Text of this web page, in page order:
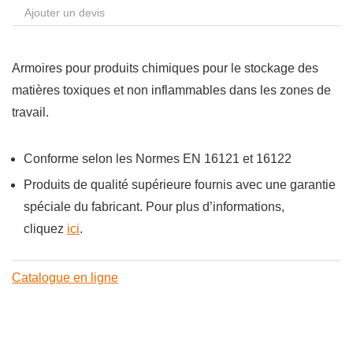
Ajouter un devis
Armoires pour produits chimiques pour le stockage des
matières toxiques et non inflammables dans les zones de
travail.
Conforme selon les Normes EN 16121 et 16122
Produits de qualité supérieure fournis avec une garantie
spéciale du fabricant. Pour plus d’informations,
cliquez ici.
Catalogue en ligne